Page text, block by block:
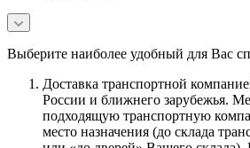
Выберите наиболее удобный для Вас
Доставка транспортной
России и ближнего зарубежья.
подходящую транспортную
место назначения (до склада